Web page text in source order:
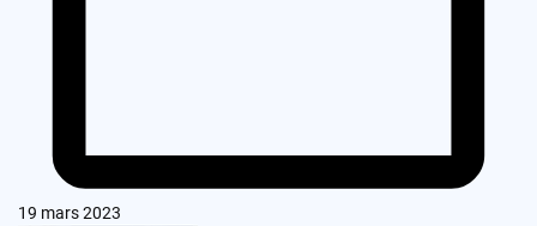
19 mars 2023